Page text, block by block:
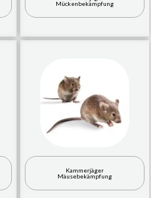
Mückenbekämpfung
Kammerjäger
Mäusebekämpfung